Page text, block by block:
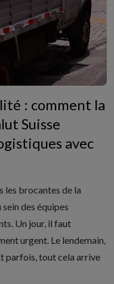
: comment la
Suisse
avec
les brocantes de la
sein des équipes
Un jour, il faut
urgent. Le lendemain,
parfois, tout cela arrive